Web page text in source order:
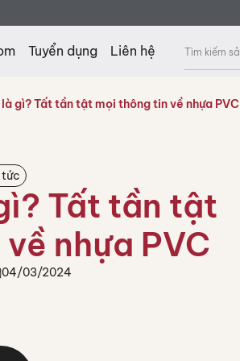
Tuyển dụng Liên hệ
kiếm
phẩm
là gì? Tất tần tật mọi thông tin về nhựa PVC
tức
Tất tần tật
nhựa PVC
04/03/2024